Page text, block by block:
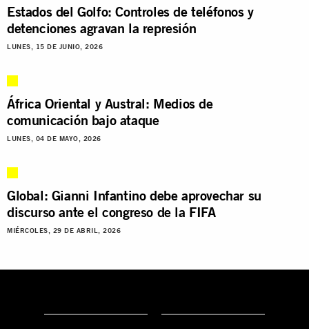
Estados del Golfo: Controles de teléfonos y
detenciones agravan la represión
LUNES, 15 DE JUNIO, 2026
África Oriental y Austral: Medios de
comunicación bajo ataque
LUNES, 04 DE MAYO, 2026
Global: Gianni Infantino debe aprovechar su
discurso ante el congreso de la FIFA
MIÉRCOLES, 29 DE ABRIL, 2026